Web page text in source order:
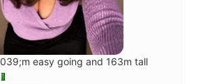
easy going and 163m tall